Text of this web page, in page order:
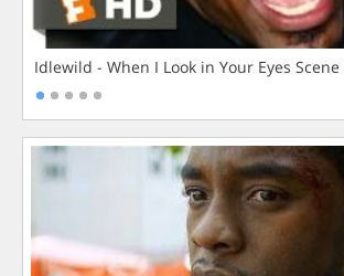
Idlewild - When I Look in Your Eyes Scene